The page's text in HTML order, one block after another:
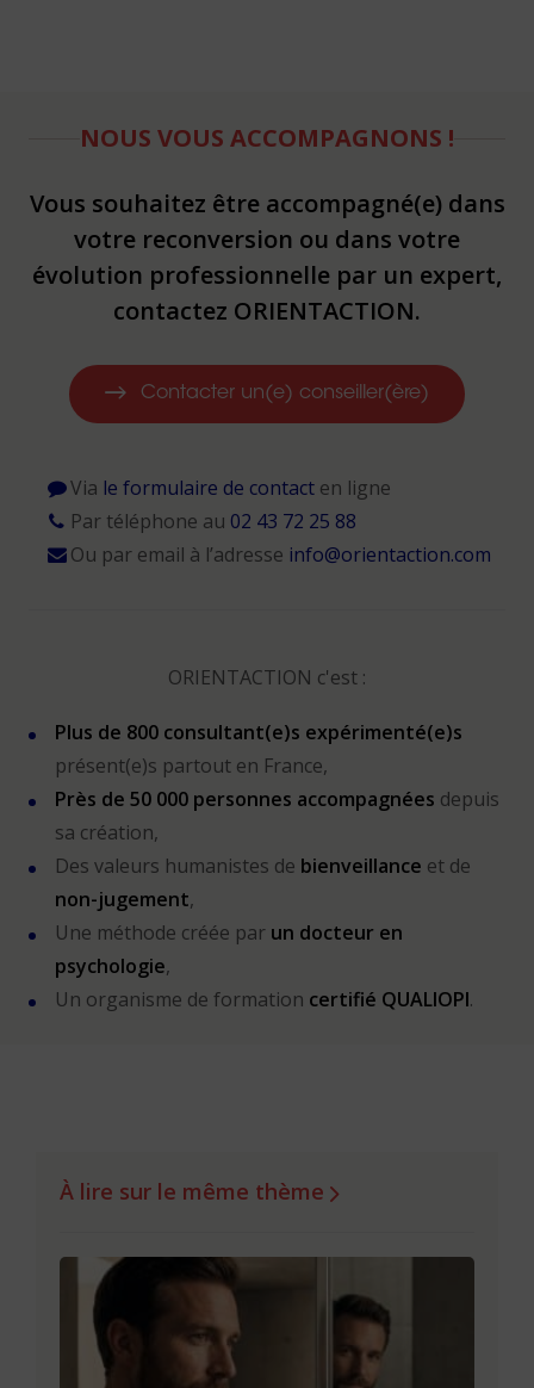
NOUS VOUS ACCOMPAGNONS !
Vous souhaitez être accompagné(e) dans
votre reconversion ou dans votre
évolution professionnelle par un expert,
contactez ORIENTACTION.
Contacter un(e) conseiller(ère)
Via le formulaire de contacten ligne
Par téléphone au 02 43 72 25 88
Ou par email à l’adresse info@orientaction.com
ORIENTACTION c'est :
Plus de 800 consultant(e)s expérimenté(e)s
présent(e)s partout en France,
Près de 50 000 personnes accompagnées depuis
sa création,
Des valeurs humanistes de bienveillance et de
non-jugement,
Une méthode créée par un docteur en
psychologie,
Un organisme de formation certifié QUALIOPI.
À lire sur le même thème